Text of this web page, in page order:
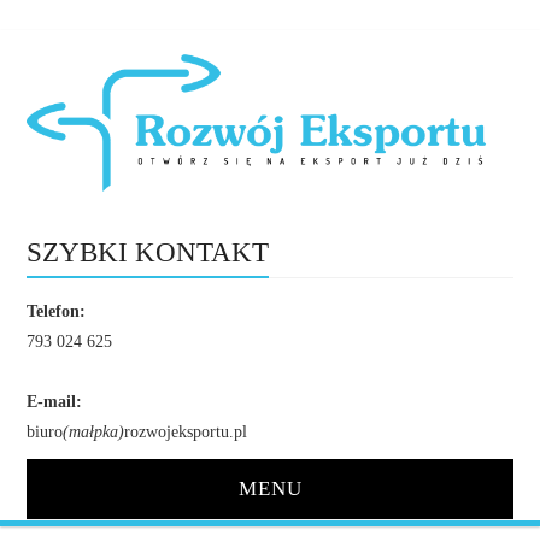
SZYBKI KONTAKT
Telefon:
793 024 625
E-mail:
biuro(małpka)rozwojeksportu.pl
MENU